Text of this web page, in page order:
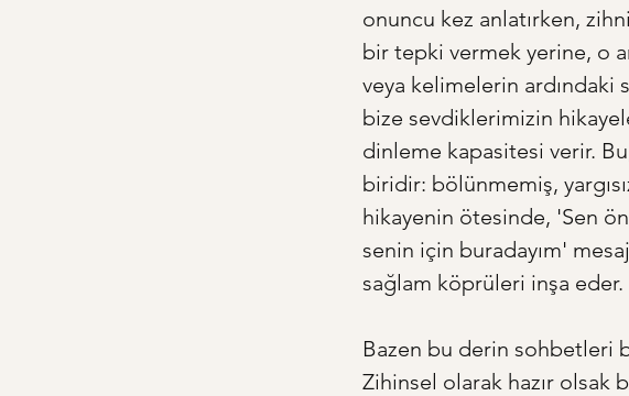
onuncu kez anlatırken,
bir tepki vermek yerine, o
veya kelimelerin
bize sevdiklerimizin
dinleme kapasitesi verir.
biridir: bölünmemiş,
hikayenin ötesinde, 'Sen
senin için buradayım'
sağlam köprüleri inşa eder.
Bazen bu derin sohbetleri
Zihinsel olarak hazır olsak